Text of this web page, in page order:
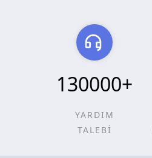
130000+
YARDIM
TALEBİ